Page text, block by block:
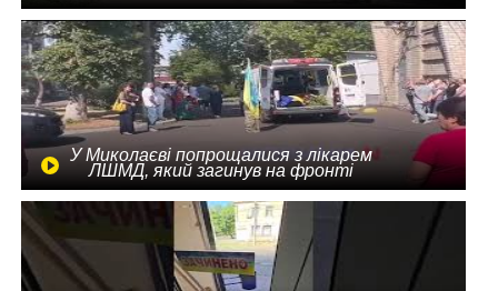
У Миколаєві попрощалися з лікарем
ЛШМД, який загинув на фронті